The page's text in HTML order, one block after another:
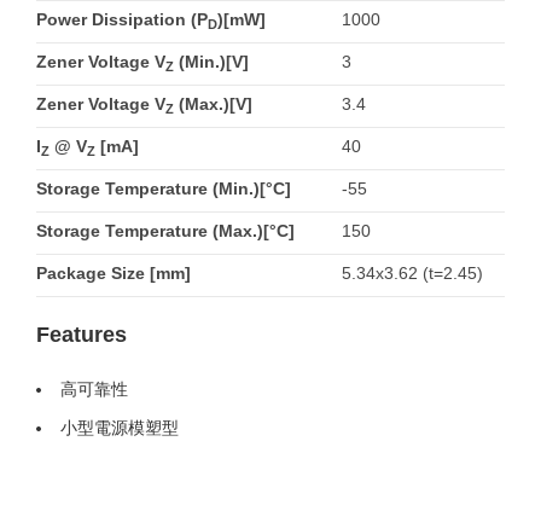
Power Dissipation (PD)[mW] 1000
Zener Voltage VZ (Min.)[V] 3
Zener Voltage VZ (Max.)[V] 3.4
IZ @ VZ [mA] 40
Storage Temperature (Min.)[°C] -55
Storage Temperature (Max.)[°C] 150
Package Size [mm] 5.34x3.62 (t=2.45)
Features
高可靠性
小型電源模塑型